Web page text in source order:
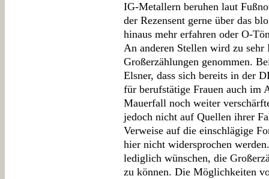
IG-Metallern beruhen laut
der Rezensent gerne über das
hinaus mehr erfahren oder O-
An anderen Stellen wird zu sehr
Großerzählungen genommen.
Elsner, dass sich bereits in der
für berufstätige Frauen auch im
Mauerfall noch weiter
jedoch nicht auf Quellen ihrer
Verweise auf die einschlägige
hier nicht widersprochen
lediglich wünschen, die
zu können. Die Möglichkeiten